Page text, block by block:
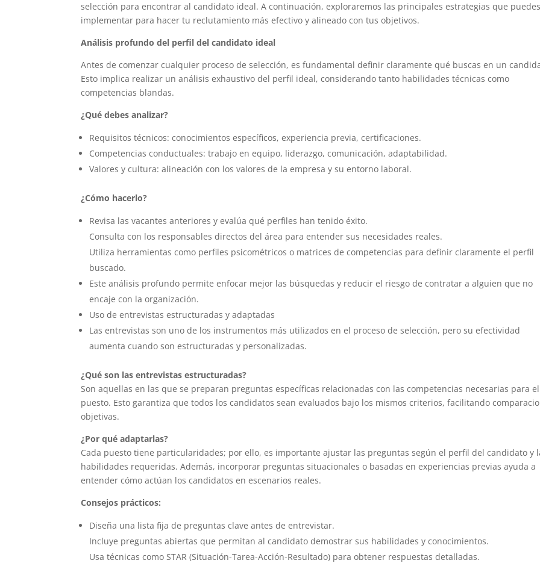
selección para encontrar al candidato ideal. A continuación, exploraremos las principales estrategias que puedes
implementar para hacer tu reclutamiento más efectivo y alineado con tus objetivos.
Análisis profundo del perfil del candidato ideal
Antes de comenzar cualquier proceso de selección, es fundamental definir claramente qué buscas en un
Esto implica realizar un análisis exhaustivo del perfil ideal, considerando tanto habilidades técnicas como
competencias blandas.
¿Qué debes analizar?
Requisitos técnicos: conocimientos específicos, experiencia previa, certificaciones.
Competencias conductuales: trabajo en equipo, liderazgo, comunicación, adaptabilidad.
Valores y cultura: alineación con los valores de la empresa y su entorno laboral.
¿Cómo hacerlo?
Revisa las vacantes anteriores y evalúa qué perfiles han tenido éxito.
Consulta con los responsables directos del área para entender sus necesidades reales.
Utiliza herramientas como perfiles psicométricos o matrices de competencias para definir claramente el perfil
buscado.
Este análisis profundo permite enfocar mejor las búsquedas y reducir el riesgo de contratar a alguien que no
encaje con la organización.
Uso de entrevistas estructuradas y adaptadas
Las entrevistas son uno de los instrumentos más utilizados en el proceso de selección, pero su efectividad
aumenta cuando son estructuradas y personalizadas.
¿Qué son las entrevistas estructuradas?
Son aquellas en las que se preparan preguntas específicas relacionadas con las competencias necesarias para el
puesto. Esto garantiza que todos los candidatos sean evaluados bajo los mismos criterios, facilitando
objetivas.
¿Por qué adaptarlas?
Cada puesto tiene particularidades; por ello, es importante ajustar las preguntas según el perfil del candidato y
habilidades requeridas. Además, incorporar preguntas situacionales o basadas en experiencias previas ayuda a
entender cómo actúan los candidatos en escenarios reales.
Consejos prácticos:
Diseña una lista fija de preguntas clave antes de entrevistar.
Incluye preguntas abiertas que permitan al candidato demostrar sus habilidades y conocimientos.
Usa técnicas como STAR (Situación-Tarea-Acción-Resultado) para obtener respuestas detalladas.